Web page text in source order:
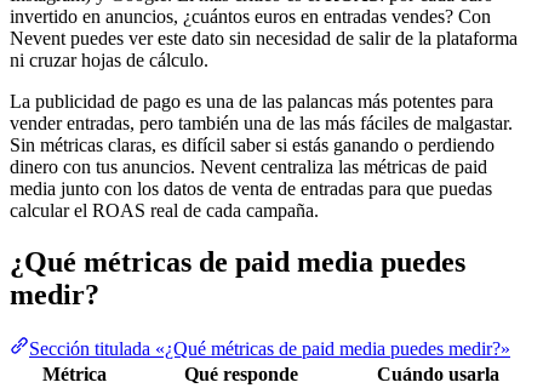
invertido en anuncios, ¿cuántos euros en entradas vendes? Con
Nevent puedes ver este dato sin necesidad de salir de la plataforma
ni cruzar hojas de cálculo.
La publicidad de pago es una de las palancas más potentes para
vender entradas, pero también una de las más fáciles de malgastar.
Sin métricas claras, es difícil saber si estás ganando o perdiendo
dinero con tus anuncios. Nevent centraliza las métricas de paid
media junto con los datos de venta de entradas para que puedas
calcular el ROAS real de cada campaña.
¿Qué métricas de paid media puedes
medir?
Sección titulada «¿Qué métricas de paid media puedes medir?»
Métrica
Qué responde
Cuándo usarla